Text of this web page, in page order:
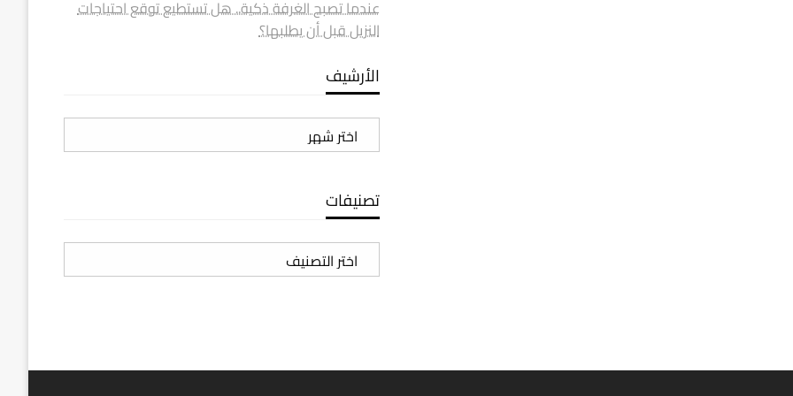
عندما تصبح الغرفة ذكية.. هل تستطيع توقع احتياجات
النزيل قبل أن يطلبها؟
الأرشيف
الأرشيف
تصنيفات
تصنيفات